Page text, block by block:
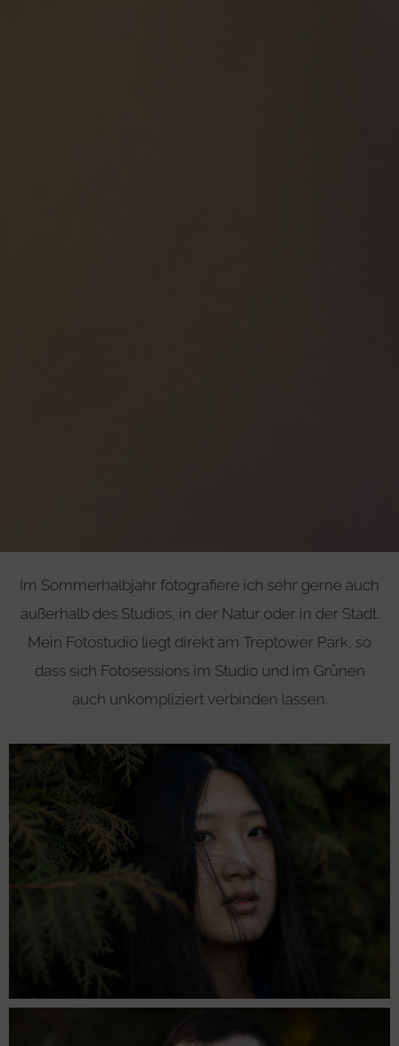
Im Sommerhalbjahr fotografiere ich sehr gerne auch
außerhalb des Studios, in der Natur oder in der Stadt.
Mein Fotostudio liegt direkt am Treptower Park, so
dass sich Fotosessions im Studio und im Grünen
auch unkompliziert verbinden lassen.